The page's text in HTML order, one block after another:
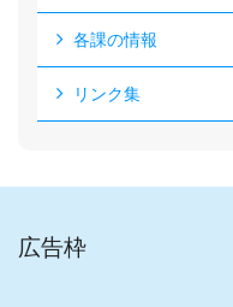
各課の情報
リンク集
広告枠